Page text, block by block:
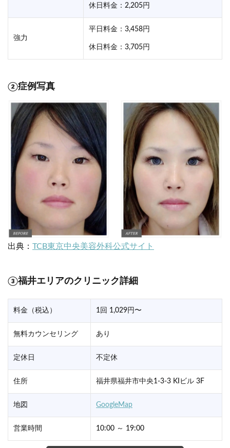
休日料金：2,205円
強力
平日料金：3,458円
休日料金：3,705円
②症例写真
出典： TCB東京中央美容外科公式サイト
③福井エリアのクリニック詳細
料金（税込） 1回 1,029円〜
無料カウンセリング あり
定休日 不定休
住所 福井県福井市中央1-3-3 KIビル 3F
地図 GoogleMap
営業時間 10:00 ～ 19:00